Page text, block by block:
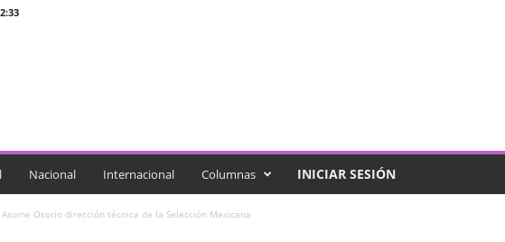
Nacional Internacional Columnas INICIAR SESIÓN
Asume Osorio dirección técnica de la Selección Mexicana